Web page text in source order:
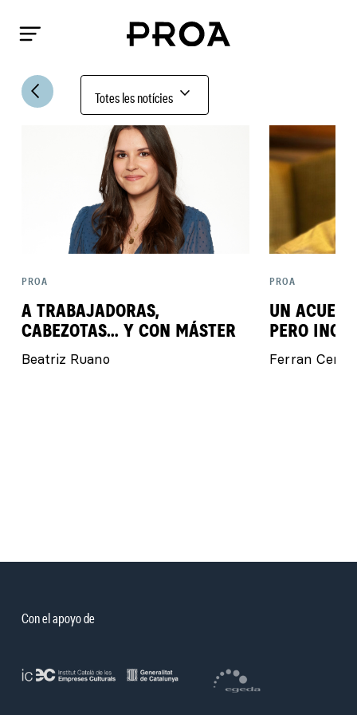
arrow_back_ios Totes les notícies expand_more
PROA
A TRABAJADORAS,
CABEZOTAS… Y CON MÁSTER
Beatriz Ruano
PROA
UN
PERO
Ferran Cera
Con el apoyo de